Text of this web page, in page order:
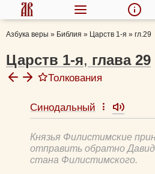
Азбука веры » Библия » Царств 1-я » гл.29
Царств 1-я, глава 29
Толкования
Синодальный
Князья Филистимские
отправить обратно
стана Филистимского.